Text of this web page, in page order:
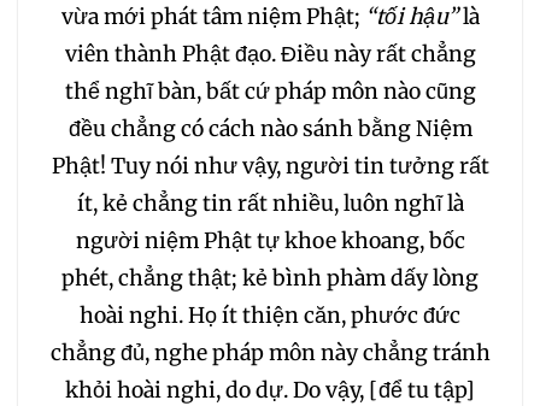
278 279 280
282 283
284 286
287 288 289
vừa mới phát tâm niệm Phật; “tối hậu”là
viên thành Phật đạo. Điều này rất chẳng
thể nghĩ bàn, bất cứ pháp môn nào cũng
đều chẳng có cách nào sánh bằng Niệm
Phật! Tuy nói như vậy, người tin tưởng rất
ít, kẻ chẳng tin rất nhiều, luôn nghĩ là
người niệm Phật tự khoe khoang, bốc
phét, chẳng thật; kẻ bình phàm dấy lòng
hoài nghi. Họ ít thiện căn, phước đức
chẳng đủ, nghe pháp môn này chẳng tránh
khỏi hoài nghi, do dự. Do vậy, [để tu tập]